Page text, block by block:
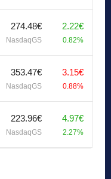
274.48€
NasdaqGS
2.22€
0.82%
353.47€
NasdaqGS
3.15€
0.88%
223.96€
NasdaqGS
4.97€
2.27%